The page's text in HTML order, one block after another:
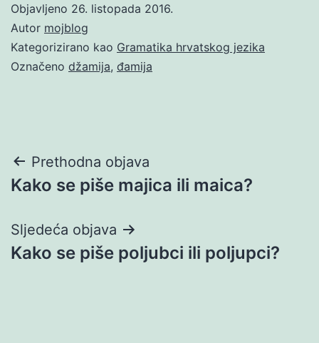
Objavljeno 26. listopada 2016.
Autor mojblog
Kategorizirano kao Gramatika hrvatskog jezika
Označeno džamija, đamija
Navigacija
objava
Prethodna objava
Kako se piše majica ili maica?
Sljedeća objava
Kako se piše poljubci ili poljupci?